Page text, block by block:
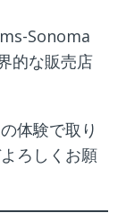
Sonoma
的な販売店
体験で取り
ろしくお願